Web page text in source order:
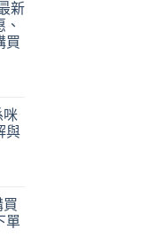
新
買
咪
與
買
單